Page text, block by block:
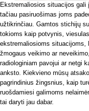
Ekstremaliosios situacijos gali
tačiau pasiruošimas joms
užtikrinčiau. Gamtos stichijų
tokioms kaip potvynis,
ekstremaliosioms situacijoms,
žmogaus veikimo ar
radiologiniam pavojui ar netgi
anksto. Kiekvieno mūsų
pagrindinius žingsnius, kaip
ruošdamiesi galimoms
tai daryti jau dabar.